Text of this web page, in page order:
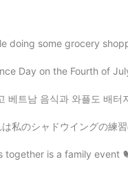
だったので休憩に(何か
凄く動く
筋トレ
ち行きたいし、筋トレ
while doing some grocery
Day on the Fourth of
😃 같이 할머니도 뵈러 가고 베트남 음식과
これは私のシャドウイングの
is a family event